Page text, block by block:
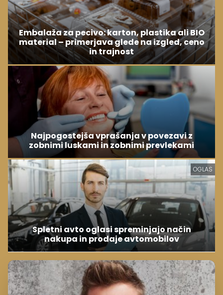
Embalaža za pecivo: karton, plastika ali BIO
material – primerjava glede na izgled, ceno
in trajnost
Najpogostejša vprašanja v povezavi z
zobnimi luskami in zobnimi prevlekami
OGLAS
Spletni avto oglasi spreminjajo način
nakupa in prodaje avtomobilov